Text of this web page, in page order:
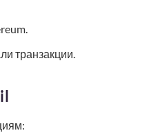
транзакции.